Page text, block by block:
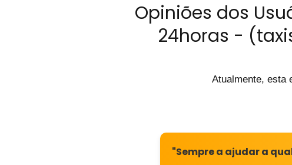
Opiniões dos
24horas -
Atualmente, esta
"Sempre a ajudar a